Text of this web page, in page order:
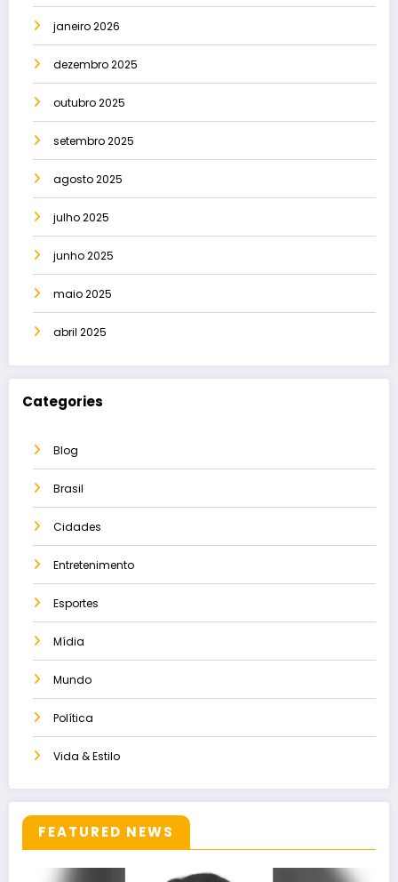
janeiro 2026
dezembro 2025
outubro 2025
setembro 2025
agosto 2025
julho 2025
junho 2025
maio 2025
abril 2025
Categories
Blog
Brasil
Cidades
Entretenimento
Esportes
Mídia
Mundo
Política
Vida & Estilo
FEATURED NEWS